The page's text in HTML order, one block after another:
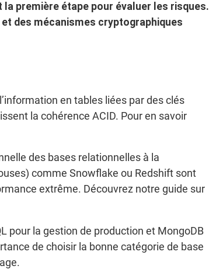
première étape pour évaluer les risques.
des mécanismes cryptographiques
en tables liées par des clés
la cohérence ACID. Pour en savoir
des bases relationnelles à la
comme Snowflake ou Redshift sont
extrême. Découvrez notre guide sur
pour la gestion de production et MongoDB
de choisir la bonne catégorie de base